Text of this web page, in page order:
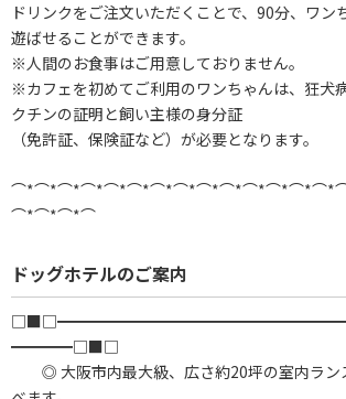
ドリンクをご注文いただくことで、90分、ワン
遊ばせることができます。
※人間のお食事はご用意しておりません。
※カフェを初めてご利用のワンちゃんは、狂犬
クチンの証明と飼い主様の身分証
（免許証、保険証など）が必要となります。
⌒*⌒*⌒*⌒
ドッグホテルのご案内
━━━━□■□
◎ 大阪市内最大級、広さ約20坪の室内ラン